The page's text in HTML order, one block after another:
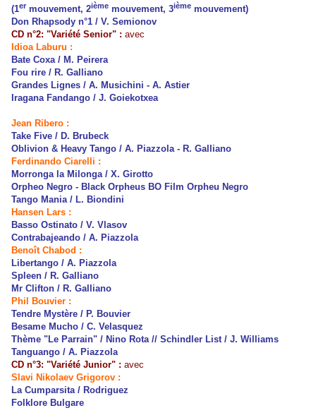
(1er mouvement, 2ième mouvement, 3ième mouvement)
Don Rhapsody n°1 / V. Semionov
CD n°2: "Variété Senior" : avec
Idioa Laburu :
Bate Coxa / M. Peirera
Fou rire / R. Galliano
Grandes Lignes / A. Musichini - A. Astier
Iragana Fandango / J. Goiekotxea
Jean Ribero :
Take Five / D. Brubeck
Oblivion & Heavy Tango / A. Piazzola - R. Galliano
Ferdinando Ciarelli :
Morronga la Milonga / X. Girotto
Orpheo Negro - Black Orpheus BO Film Orpheu Negro
Tango Mania / L. Biondini
Hansen Lars :
Basso Ostinato / V. Vlasov
Contrabajeando / A. Piazzola
Benoît Chabod :
Libertango / A. Piazzola
Spleen / R. Galliano
Mr Clifton / R. Galliano
Phil Bouvier :
Tendre Mystère / P. Bouvier
Besame Mucho / C. Velasquez
Thème "Le Parrain" / Nino Rota // Schindler List / J. Williams
Tanguango / A. Piazzola
CD n°3: "Variété Junior" : avec
Slavi Nikolaev Grigorov :
La Cumparsita / Rodriguez
Folklore Bulgare